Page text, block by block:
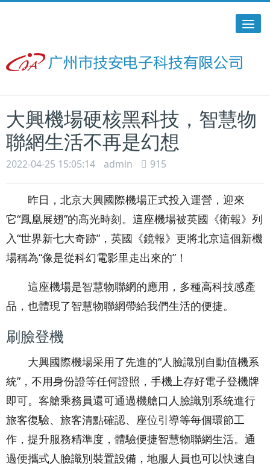
大興機場硬核黑科技，智慧物
聯網生活不再是幻想
2022-04-25 15:05:14 admin 915
昨日，北京大興國際機場正式投入運營，迎來
它“鳳凰展翅”的高光時刻。這座機場被英國《衛報》列
入“世界新七大奇跡”，英國《鏡報》更將北京這個新機
場稱為“像是從科幻電影里走出來的”！
這座機場是智慧物聯網的應用，多種高科技感產
品，也體現了智慧物聯網帶給我們生活的便捷。
刷臉登機
大興國際機場采用了先進的“人臉識別自動值機系
統”，不用身份證等任何證照，手機上存好電子登機牌
即可。客艙乘務員還可通過機艙口人臉識別系統進行
旅客復驗、旅客清點確認、座位引導等每個環節工
作，提升服務精準度，體驗便捷智慧物聯網生活。通
過便攜式人臉識別裝置設備，地服人員也可以快速自